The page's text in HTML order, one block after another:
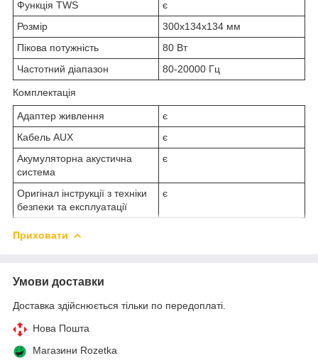
Функція TWS
є
Розмір
300x134x134 мм
Пікова потужність
80 Вт
Частотний діапазон
80-20000 Гц
Комплектація
Адаптер живлення
є
Кабель AUX
є
Акумуляторна акустична
система
є
Оригінал інструкції з техніки
безпеки та експлуатації
є
Приховати
Умови доставки
Доставка здійснюється тільки по передоплаті.
Нова Пошта
Магазини Rozetka